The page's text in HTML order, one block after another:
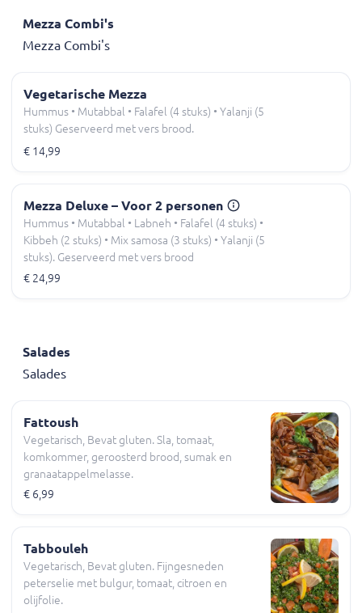
Mezza Combi's
Mezza Combi's
Vegetarische Mezza
Hummus • Mutabbal • Falafel (4 stuks) • Yalanji (5
stuks) Geserveerd met vers brood.
€ 14,99
Mezza Deluxe – Voor 2 personen
Hummus • Mutabbal • Labneh • Falafel (4 stuks) •
Kibbeh (2 stuks) • Mix samosa (3 stuks) • Yalanji (5
stuks). Geserveerd met vers brood
€ 24,99
Salades
Salades
Fattoush
Vegetarisch, Bevat gluten. Sla, tomaat,
komkommer, geroosterd brood, sumak en
granaatappelmelasse.
€ 6,99
Tabbouleh
Vegetarisch, Bevat gluten. Fijngesneden
peterselie met bulgur, tomaat, citroen en
olijfolie.